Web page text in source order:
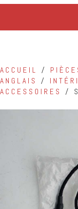
ACCUEIL /
ANGLAIS
/
ACCESSOIRES
/